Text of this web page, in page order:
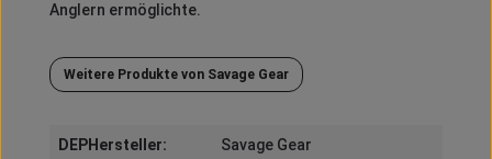
Anglern ermöglichte.
Weitere Produkte von Savage Gear
DEPHersteller: Savage Gear